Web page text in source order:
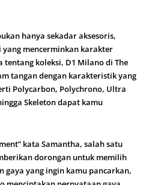
hanya sekadar aksesoris,
mencerminkan karakter
koleksi, D1 Milano di The
tangan dengan karakteristik yang
Polycarbon, Polychrono, Ultra
Skeleton dapat kamu
kata Samantha, salah satu
dorongan untuk memilih
gaya yang ingin kamu pancarkan,